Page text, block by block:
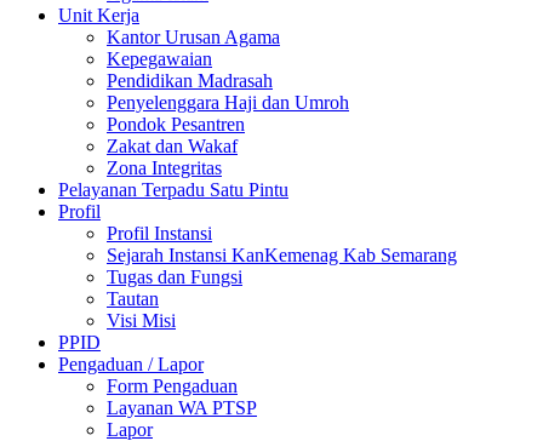
Unit Kerja
Kantor Urusan Agama
Kepegawaian
Pendidikan Madrasah
Penyelenggara Haji dan Umroh
Pondok Pesantren
Zakat dan Wakaf
Zona Integritas
Pelayanan Terpadu Satu Pintu
Profil
Profil Instansi
Sejarah Instansi KanKemenag Kab Semarang
Tugas dan Fungsi
Tautan
Visi Misi
PPID
Pengaduan / Lapor
Form Pengaduan
Layanan WA PTSP
Lapor